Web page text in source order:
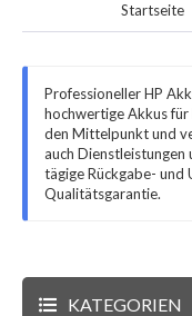
Startseite
Professioneller HP
hochwertige Akkus für
den Mittelpunkt und
auch
tägige Rückgabe- und
Qualitätsgarantie.
KATEGORIEN